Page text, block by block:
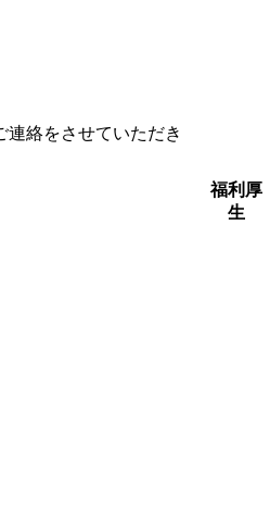
連絡をさせていただき
福利厚
生